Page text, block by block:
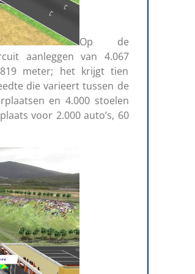
Op de
aanleggen van 4.067
meter; het krijgt tien
die varieert tussen de
en 4.000 stoelen
voor 2.000 auto’s, 60